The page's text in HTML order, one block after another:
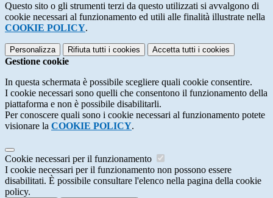
Questo sito o gli strumenti terzi da questo utilizzati si avvalgono di
cookie necessari al funzionamento ed utili alle finalità illustrate nella
COOKIE POLICY.
Personalizza Rifiuta tutti i cookies Accetta tutti i cookies
Gestione cookie
In questa schermata è possibile scegliere quali cookie consentire.
I cookie necessari sono quelli che consentono il funzionamento della
piattaforma e non è possibile disabilitarli.
Per conoscere quali sono i cookie necessari al funzionamento potete
visionare la COOKIE POLICY.
Cookie necessari per il funzionamento
I cookie necessari per il funzionamento non possono essere
disabilitati. È possibile consultare l'elenco nella pagina della cookie
policy.